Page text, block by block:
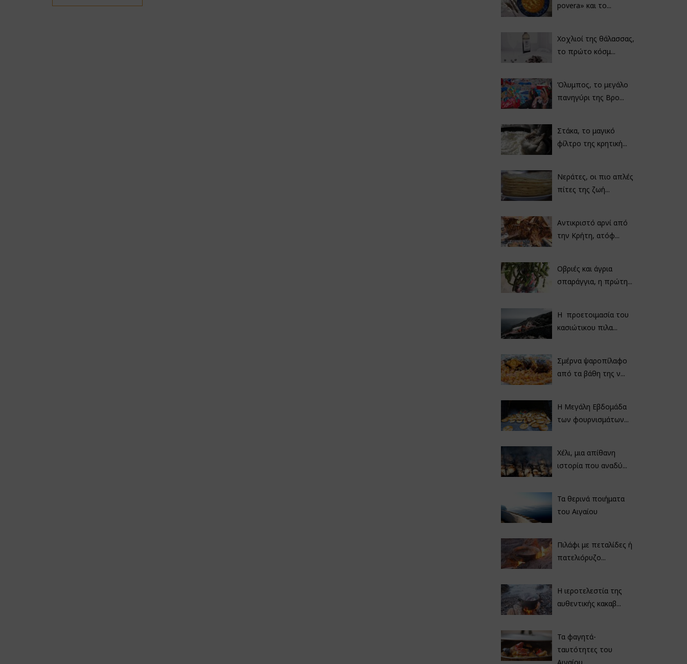
povera» και το...
Χοχλιοί της θάλασσας,
το πρώτο κόσμ...
Όλυμπος, το μεγάλο
πανηγύρι της Βρο...
Στάκα, το μαγικό
φίλτρο της κρητική...
Νεράτες, οι πιο απλές
πίτες της ζωή...
Αντικριστό αρνί από
την Κρήτη, ατόφ...
Οβριές και άγρια
σπαράγγια, η πρώτη...
Η προετοιμασία του
κασιώτικου πιλα...
Σμέρνα ψαροπίλαφο
από τα βάθη της ν...
Η Μεγάλη Εβδομάδα
των φουρνισμάτων...
Χέλι, μια απίθανη
ιστορία που αναδύ...
Τα θερινά ποιήματα
του Αιγαίου
Πιλάφι με πεταλίδες ή
πατελιόρυζο...
Η ιεροτελεστία της
αυθεντικής κακαβ...
Τα φαγητά-
ταυτότητες του